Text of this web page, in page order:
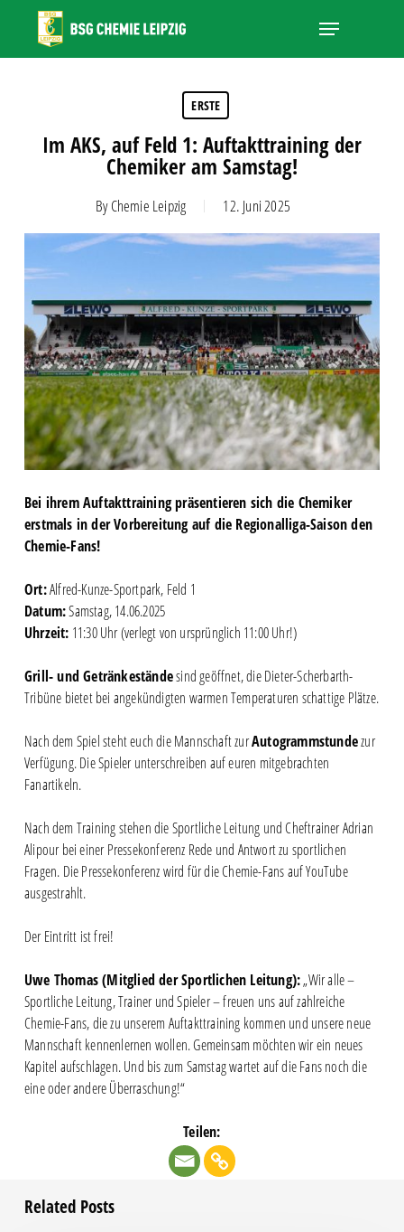
main
Menu
ERSTE
Im AKS, auf Feld 1: Auftakttraining der
Chemiker am Samstag!
By Chemie Leipzig 12. Juni 2025
Bei ihrem Auftakttraining präsentieren sich die Chemiker
erstmals in der Vorbereitung auf die Regionalliga-Saison den
Chemie-Fans!
Ort:Alfred-Kunze-Sportpark, Feld 1
Datum:Samstag, 14.06.2025
Uhrzeit: 11:30 Uhr (verlegt von ursprünglich 11:00 Uhr!)
Grill- und Getränkeständesind geöffnet, die Dieter-Scherbarth-
Tribüne bietet bei angekündigten warmen Temperaturen schattige Plätze.
Nach dem Spiel steht euch die Mannschaft zurAutogrammstundezur
Verfügung. Die Spieler unterschreiben auf euren mitgebrachten
Fanartikeln.
Nach dem Training stehen die Sportliche Leitung und Cheftrainer Adrian
Alipour bei einer Pressekonferenz Rede und Antwort zu sportlichen
Fragen. Die Pressekonferenz wird für die Chemie-Fans auf YouTube
ausgestrahlt.
Der Eintritt ist frei!
Uwe Thomas (Mitglied der Sportlichen Leitung):„Wir alle –
Sportliche Leitung, Trainer und Spieler – freuen uns auf zahlreiche
Chemie-Fans, die zu unserem Auftakttraining kommen und unsere neue
Mannschaft kennenlernen wollen. Gemeinsam möchten wir ein neues
Kapitel aufschlagen. Und bis zum Samstag wartet auf die Fans noch die
eine oder andere Überraschung!“
Teilen:
Related Posts
Close